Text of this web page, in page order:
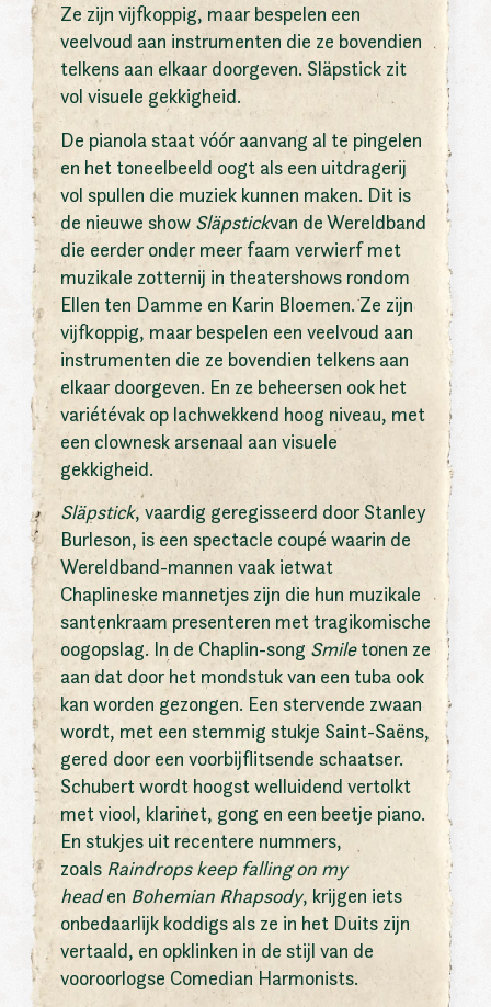
Ze zijn vijfkoppig, maar bespelen een
veelvoud aan instrumenten die ze bovendien
telkens aan elkaar doorgeven. Släpstick zit
vol visuele gekkigheid.
De pianola staat vóór aanvang al te pingelen
en het toneelbeeld oogt als een uitdragerij
vol spullen die muziek kunnen maken. Dit is
de nieuwe show Släpstickvan de Wereldband
die eerder onder meer faam verwierf met
muzikale zotternij in theatershows rondom
Ellen ten Damme en Karin Bloemen. Ze zijn
vijfkoppig, maar bespelen een veelvoud aan
instrumenten die ze bovendien telkens aan
elkaar doorgeven. En ze beheersen ook het
variétévak op lachwekkend hoog niveau, met
een clownesk arsenaal aan visuele
gekkigheid.
Släpstick, vaardig geregisseerd door Stanley
Burleson, is een spectacle coupé waarin de
Wereldband-mannen vaak ietwat
Chaplineske mannetjes zijn die hun muzikale
santenkraam presenteren met tragikomische
oogopslag. In de Chaplin-song Smiletonen ze
aan dat door het mondstuk van een tuba ook
kan worden gezongen. Een stervende zwaan
wordt, met een stemmig stukje Saint-Saëns,
gered door een voorbijflitsende schaatser.
Schubert wordt hoogst welluidend vertolkt
met viool, klarinet, gong en een beetje piano.
En stukjes uit recentere nummers,
zoals Raindrops keep falling on my
headen Bohemian Rhapsody, krijgen iets
onbedaarlijk koddigs als ze in het Duits zijn
vertaald, en opklinken in de stijl van de
vooroorlogse Comedian Harmonists.